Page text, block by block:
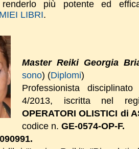
più potente ed
LIBRI.
Master Reiki Georgia
sono) (Diplomi)
Professionista
4/2013, iscritta nel
OPERATORI OLISTICI di
codice n. GE-0574-OP-F.